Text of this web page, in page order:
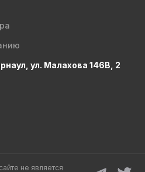
ул. Малахова 146В, 2
не является